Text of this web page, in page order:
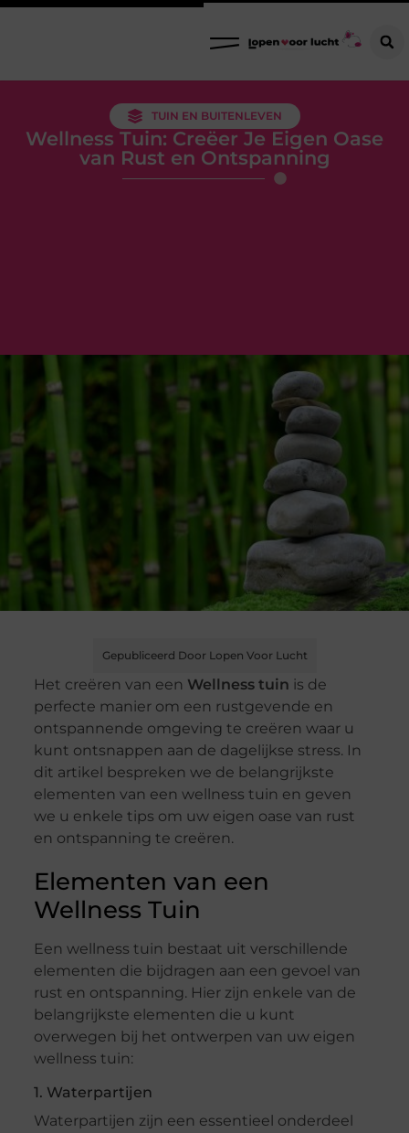
TUIN EN BUITENLEVEN
Wellness Tuin: Creëer Je Eigen Oase
van Rust en Ontspanning
Gepubliceerd Door Lopen Voor Lucht
Het creëren van een Wellness tuin is de
perfecte manier om een rustgevende en
ontspannende omgeving te creëren waar u
kunt ontsnappen aan de dagelijkse stress. In
dit artikel bespreken we de belangrijkste
elementen van een wellness tuin en geven
we u enkele tips om uw eigen oase van rust
en ontspanning te creëren.
Elementen van een
Wellness Tuin
Een wellness tuin bestaat uit verschillende
elementen die bijdragen aan een gevoel van
rust en ontspanning. Hier zijn enkele van de
belangrijkste elementen die u kunt
overwegen bij het ontwerpen van uw eigen
wellness tuin:
1. Waterpartijen
Waterpartijen zijn een essentieel onderdeel